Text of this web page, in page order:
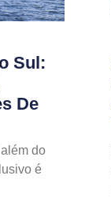
Sul:
De
do
é